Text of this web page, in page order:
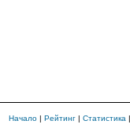
Начало | Рейтинг | Статистика